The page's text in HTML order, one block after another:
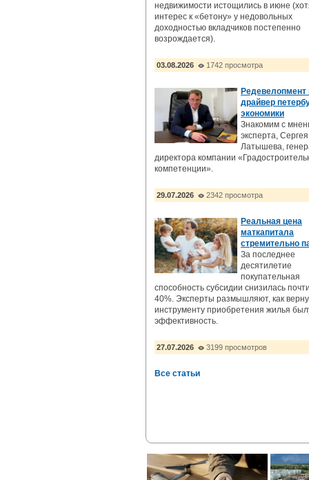
недвижимости истощились в июне
интерес к «бетону» у недовольных
доходностью вкладчиков постепенно
возрождается).
03.08.2026 1742 просмотра
Редевелопмент
драйвер
экономики
Знакомим с
эксперта, Сергея
Латышева,
директора компании
компетенции».
29.07.2026 2342 просмотра
Реальная цена
маткапитала
стремительно
За последнее
десятилетие
покупательная
способность субсидии снизилась
40%. Эксперты размышляют, как
инструменту приобретения жилья
эффективность.
27.07.2026 3199 просмотров
Все статьи